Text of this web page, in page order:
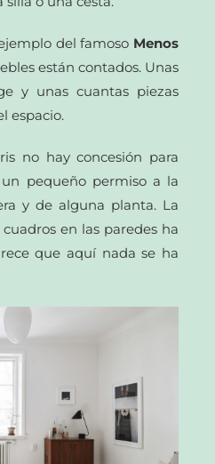
del famoso Menos
están contados. Unas
y unas cuantas piezas
espacio.
no hay concesión para
pequeño permiso a la
y de alguna planta. La
en las paredes ha
que aquí nada se ha